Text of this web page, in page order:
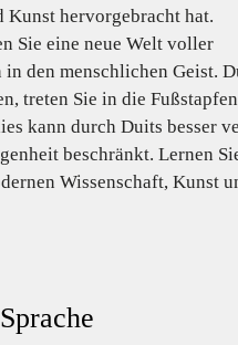
hervorgebracht hat.
Sie eine neue Welt voller
den menschlichen Geist.
treten Sie in die
kann durch Duits besser
beschränkt. Lernen
Wissenschaft, Kunst